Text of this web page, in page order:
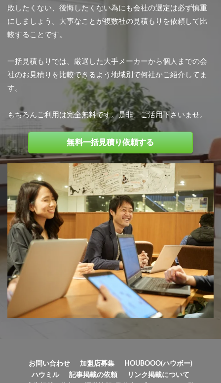
敗したくない、後悔したくない為にも会社の選定は必ず慎重
にしましょう。大事なことが複数社の見積もりを依頼して比
較することです。
一括見積もりでは、厳選した大手メーカーから個人までの会
社のお見積りを比較できるよう地域別で何社かご紹介してま
す。
もちろんご利用は完全無料です。是非、ご活用下さいませ。
無料一括見積り依頼する
お問い合わせ 加盟店募集
HOUBOOO(ハウボー)
ハウミル
記事掲載の依頼 リンク掲載について